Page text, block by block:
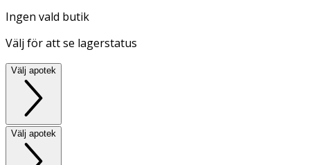
Ingen vald butik
Välj för att se lagerstatus
Välj apotek
Välj apotek